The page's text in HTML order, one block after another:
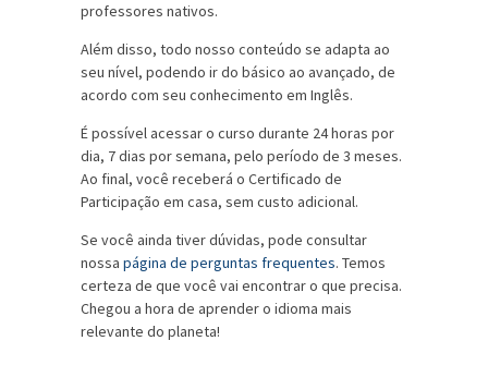
professores nativos.
Além disso, todo nosso conteúdo se adapta ao
seu nível, podendo ir do básico ao avançado, de
acordo com seu conhecimento em Inglês.
É possível acessar o curso durante 24 horas por
dia, 7 dias por semana, pelo período de 3 meses.
Ao final, você receberá o Certificado de
Participação em casa, sem custo adicional.
Se você ainda tiver dúvidas, pode consultar
nossa página de perguntas frequentes. Temos
certeza de que você vai encontrar o que precisa.
Chegou a hora de aprender o idioma mais
relevante do planeta!